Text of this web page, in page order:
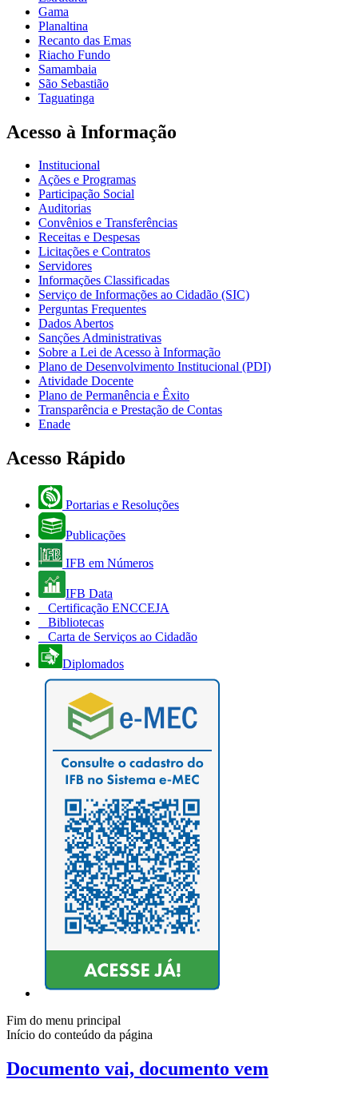
Gama
Planaltina
Recanto das Emas
Riacho Fundo
Samambaia
São Sebastião
Taguatinga
Acesso à Informação
Institucional
Ações e Programas
Participação Social
Auditorias
Convênios e Transferências
Receitas e Despesas
Licitações e Contratos
Servidores
Informações Classificadas
Serviço de Informações ao Cidadão (SIC)
Perguntas Frequentes
Dados Abertos
Sanções Administrativas
Sobre a Lei de Acesso à Informação
Plano de Desenvolvimento Institucional (PDI)
Atividade Docente
Plano de Permanência e Êxito
Transparência e Prestação de Contas
Enade
Acesso Rápido
Portarias e Resoluções
Publicações
IFB em Números
IFB Data
Certificação ENCCEJA
Bibliotecas
Carta de Serviços ao Cidadão
Diplomados
Fim do menu principal
Início do conteúdo da página
Documento vai, documento vem